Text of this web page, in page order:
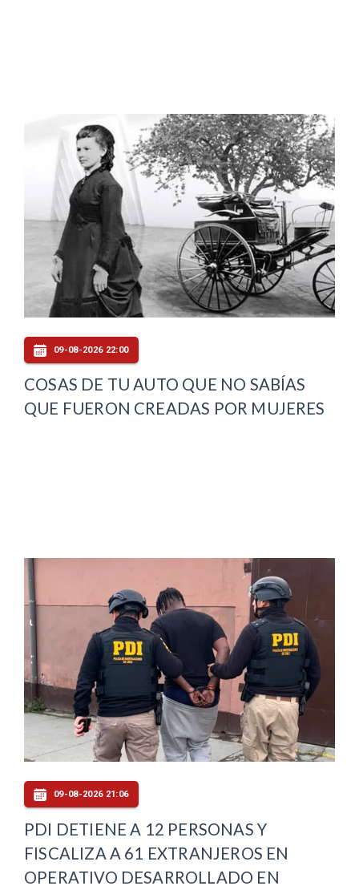
09-08-2026 22:00
COSAS DE TU AUTO QUE NO SABÍAS
QUE FUERON CREADAS POR MUJERES
09-08-2026 21:06
PDI DETIENE A 12 PERSONAS Y
FISCALIZA A 61 EXTRANJEROS EN
OPERATIVO DESARROLLADO EN